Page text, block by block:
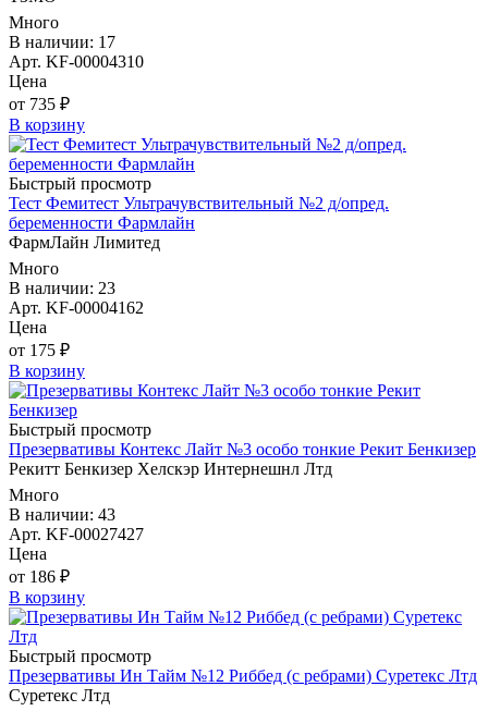
Много
В наличии: 17
Арт. KF-00004310
Цена
от 735 ₽
В корзину
Быстрый просмотр
Тест Фемитест Ультрачувствительный №2 д/опред.
беременности Фармлайн
ФармЛайн Лимитед
Много
В наличии: 23
Арт. KF-00004162
Цена
от 175 ₽
В корзину
Быстрый просмотр
Презервативы Контекс Лайт №3 особо тонкие Рекит Бенкизер
Рекитт Бенкизер Хелскэр Интернешнл Лтд
Много
В наличии: 43
Арт. KF-00027427
Цена
от 186 ₽
В корзину
Быстрый просмотр
Презервативы Ин Тайм №12 Риббед (с ребрами) Суретекс Лтд
Суретекс Лтд